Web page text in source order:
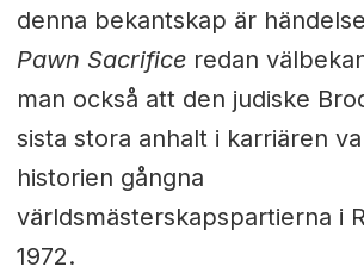
denna bekantskap är
Pawn Sacrifice redan
man också att den judiske
sista stora anhalt i karriären
historien gångna
världsmästerskapspartierna i
1972.